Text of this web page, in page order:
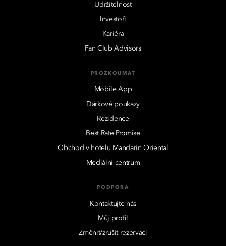
Udržitelnost
Investoři
Kariéra
Fan Club Advisors
PROZKOUMAT
Mobile App
Dárkové poukazy
Rezidence
Best Rate Promise
Obchod v hotelu Mandarin Oriental
Mediální centrum
PODPORA
Kontaktujte nás
Můj profil
Změnit/zrušit rezervaci